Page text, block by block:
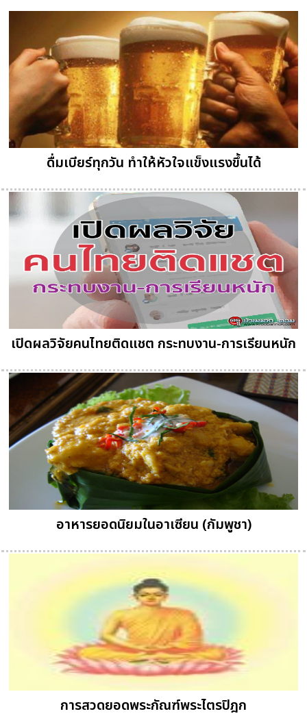
ดื่มเบียร์ทุกวัน ทำให้หัวใจแข็งแรงขึ้นได้
เปิดผลวิจัยคนไทยติดแชต กระทบงาน-การเรียนหนัก
อาหารยอดนิยมในอาเซียน (กัมพูชา)
การสวดยอดพระกัณฑ์พระไตรปิฎก